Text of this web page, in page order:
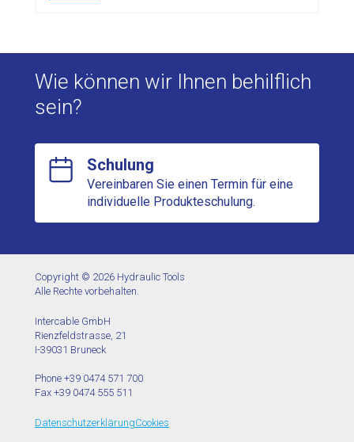
Wie können wir Ihnen behilflich
sein?
Schulung
Vereinbaren Sie einen Termin für eine
individuelle Produkteschulung.
Copyright © 2026 Hydraulic Tools
Alle Rechte vorbehalten.
Intercable GmbH
Rienzfeldstrasse, 21
I-39031 Bruneck
Phone +39 0474 571 700
Fax +39 0474 555 511
DatenschutzerklärungCookies